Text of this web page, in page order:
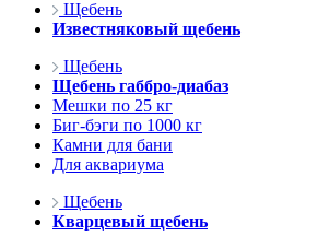
Щебень
Известняковый щебень
Щебень
Щебень габбро-диабаз
Мешки по 25 кг
Биг-бэги по 1000 кг
Камни для бани
Для аквариума
Щебень
Кварцевый щебень